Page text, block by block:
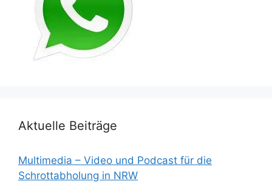
Aktuelle Beiträge
Multimedia – Video und Podcast für die
Schrottabholung in NRW